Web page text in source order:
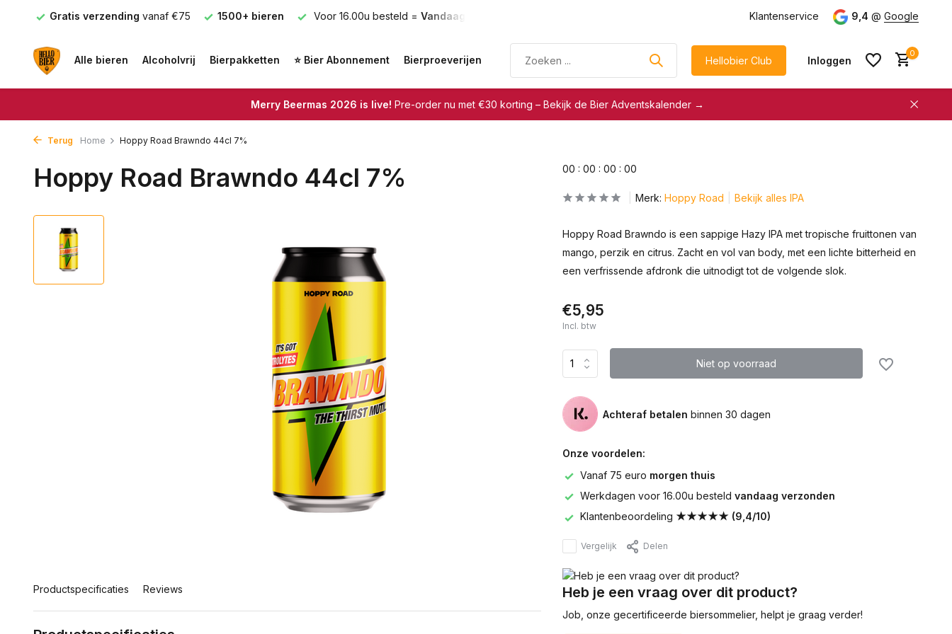
Gratis verzending vanaf €75 1500+ bieren Voor 16.00u besteld = Vandaag verzonden Klantenservice 9,4 @ Google
Alle bieren Alcoholvrij Bierpakketten ⭐ Bier Abonnement Bierproeverijen Hellobier Club Inloggen
spaar automatisch voor
spaar automatisch voor
korting
0
Merry Beermas 2026 is live! Pre-order nu met €30 korting – Bekijk de Bier Adventskalender →
Terug Home Hoppy Road Brawndo 44cl 7%
Hoppy Road Brawndo 44cl 7%
Productspecificaties Reviews
00 : 00 : 00 : 00
Merk: Hoppy Road Bekijk alles IPA
Hoppy Road Brawndo is een sappige Hazy IPA met tropische fruittonen van
mango, perzik en citrus. Zacht en vol van body, met een lichte bitterheid en
een verfrissende afdronk die uitnodigt tot de volgende slok.
€5,95
Incl. btw
Niet op voorraad
Achteraf betalen binnen 30 dagen
Onze voordelen:
Vanaf 75 euro morgen thuis
Werkdagen voor 16.00u besteld vandaag verzonden
Klantenbeoordeling ★★★★★ (9,4/10)
Vergelijk Delen
Heb je een vraag over dit product?
Job, onze gecertificeerde biersommelier, helpt je graag verder!